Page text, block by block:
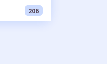
206